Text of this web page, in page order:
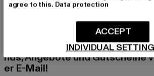
BEN!
Melde dich hier für unseren
erhalte künftig Informationen
nds, Angebote und Gutscheine
er E-Mail!
agree to this. Data protection
INDIVIDUAL
ACCEPT